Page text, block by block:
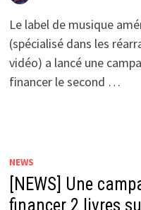
Le label de musique
(spécialisé dans les
vidéo) a lancé une
financer le second …
NEWS
[NEWS] Une
financer 2 livres